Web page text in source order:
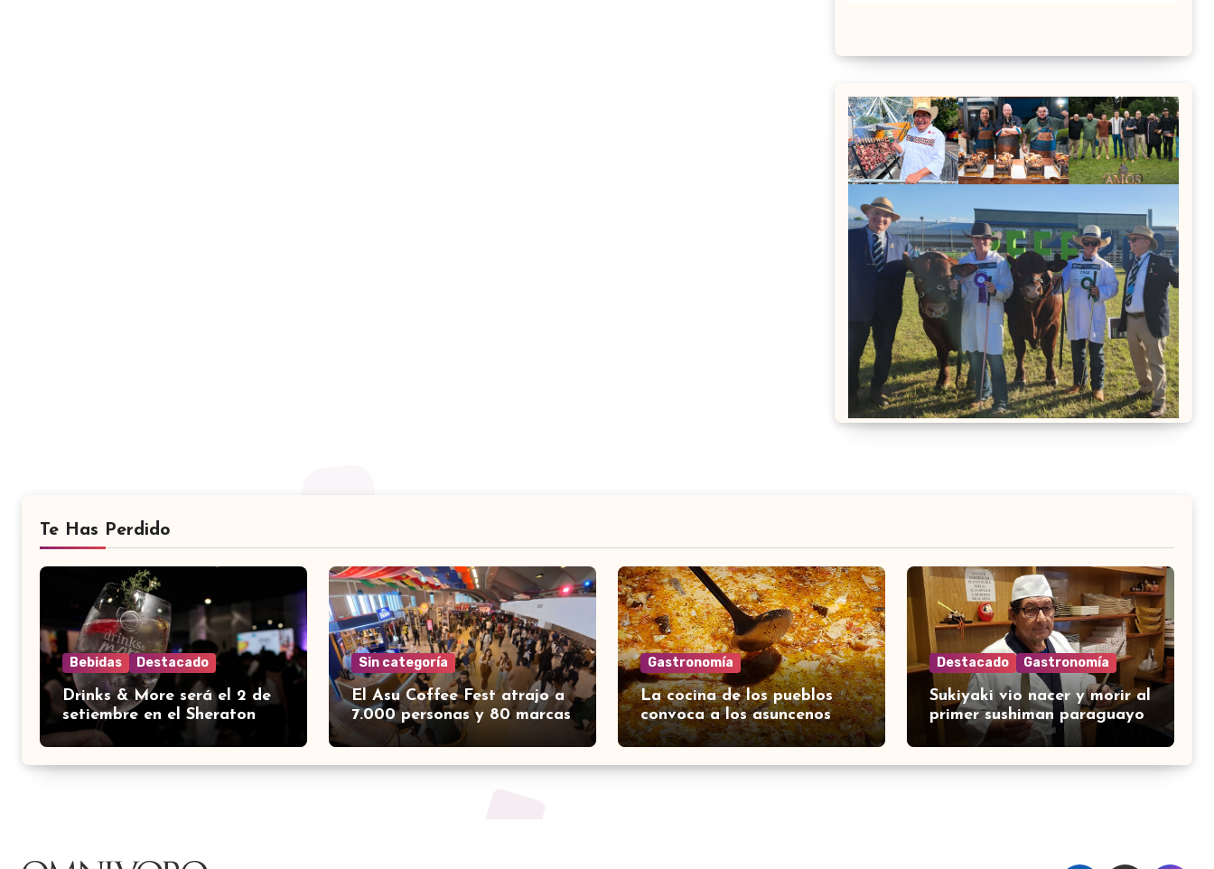
Te Has Perdido
Bebidas Destacado
Drinks & More será el 2 de
setiembre en el Sheraton
Sin categoría
El Asu Coffee Fest atrajo a
7.000 personas y 80 marcas
Gastronomía
La cocina de los pueblos
convoca a los asuncenos
Destacado Gastronomía
Sukiyaki vio nacer y morir al
primer sushiman paraguayo